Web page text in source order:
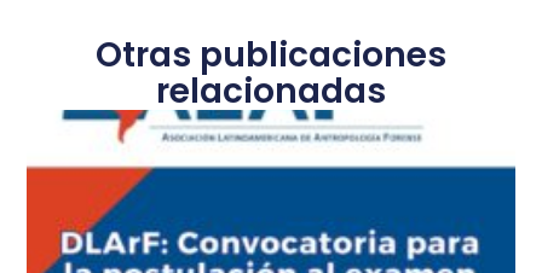
Otras publicaciones
relacionadas